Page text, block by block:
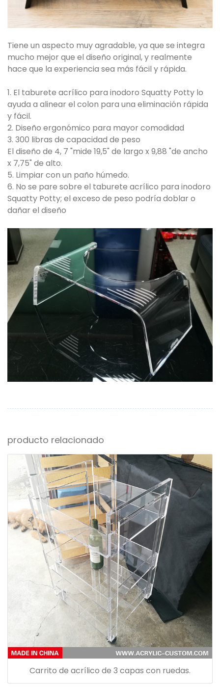
Tiene un aspecto muy agradable, ya que se integra
mucho mejor que el diseño original, y realmente
hace que la experiencia sea más fácil y rápida.
1. El taburete acrílico para inodoro Squatty Potty lo
ayuda a alinear el colon para una eliminación rápida
y fácil.
2. Diseño ergonómico para mayor comodidad
3. 300 libras de capacidad de peso
El diseño de 4, 7 "mide 19,5" de largo x 9,88 "de ancho
x 7,75" de alto.
5. Limpiar con un paño húmedo.
6. No se pare sobre el taburete acrílico para inodoro
Squatty Potty; el exceso de peso podría doblar o
dañar el diseño
producto relacionado
Carrito de acrílico de 3 capas con ruedas.